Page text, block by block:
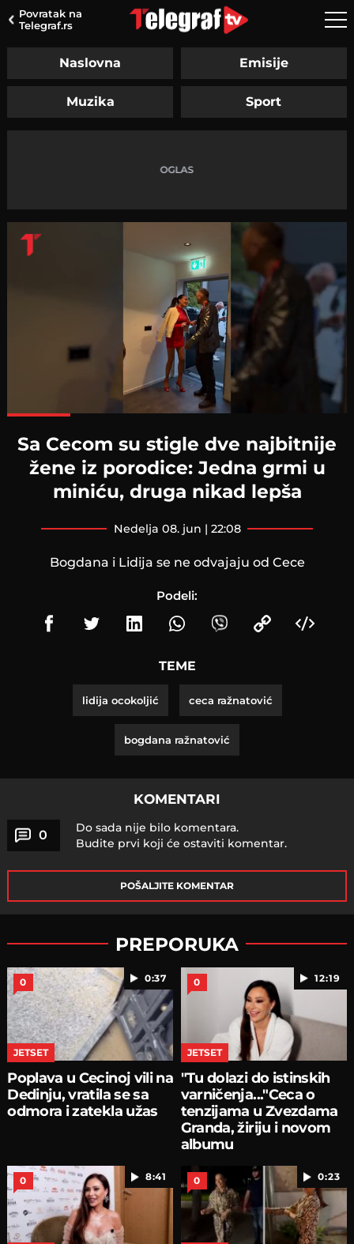
Povratak na
Telegraf.rs
Naslovna Emisije
Muzika Sport
Sa Cecom su stigle dve najbitnije
žene iz porodice: Jedna grmi u
miniću, druga nikad lepša
nedelja 08. jun | 22:08
Bogdana i Lidija se ne odvajaju od Cece
Podeli:
TEME
lidija ocokoljić ceca ražnatović
bogdana ražnatović
KOMENTARI
0
Do sada nije bilo komentara.
Budite prvi koji će ostaviti komentar.
POŠALJITE KOMENTAR
PREPORUKA
0:37
0
JETSET
Poplava u Cecinoj vili na
Dedinju, vratila se sa
odmora i zatekla užas
12:19
0
JETSET
"Tu dolazi do istinskih
varničenja..."Ceca o
tenzijama u Zvezdama
Granda, žiriju i novom
albumu
8:41
0 0:23
0